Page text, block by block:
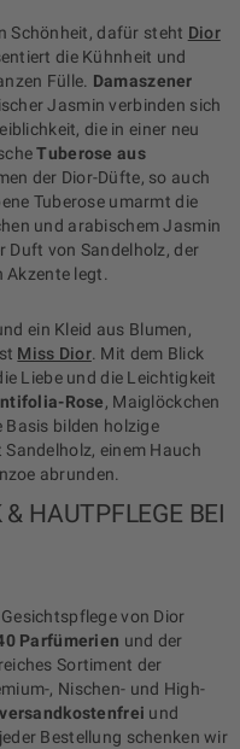
Schönheit, dafür steht Dior
die Kühnheit und
Fülle. Damaszener
Jasmin verbinden sich
die in einer neu
Tuberose aus
der Dior-Düfte, so auch
Tuberose umarmt die
und arabischem Jasmin
Duft von Sandelholz, der
Akzente legt.
ein Kleid aus Blumen,
Miss Dior. Mit dem Blick
Liebe und die Leichtigkeit
Rose, Maiglöckchen
Basis bilden holzige
einem Hauch
abrunden.
HAUTPFLEGE BEI
von Dior
Parfümerien und der
Sortiment der
, Nischen- und High-
und
Bestellung schenken wir